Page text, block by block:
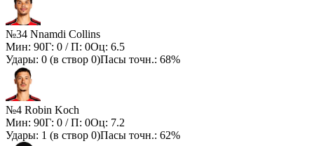
№34 Nnamdi Collins
Мин: 90Г: 0 / П: 0Оц: 6.5
Удары: 0 (в створ 0)Пасы точн.: 68%
№4 Robin Koch
Мин: 90Г: 0 / П: 0Оц: 7.2
Удары: 1 (в створ 0)Пасы точн.: 62%